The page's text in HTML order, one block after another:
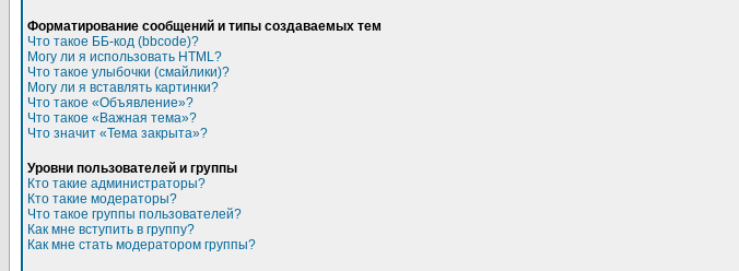
Форматирование сообщений и типы создаваемых тем
Что такое ББ-код (bbcode)?
Могу ли я использовать HTML?
Что такое улыбочки (смайлики)?
Могу ли я вставлять картинки?
Что такое «Объявление»?
Что такое «Важная тема»?
Что значит «Тема закрыта»?
Уровни пользователей и группы
Кто такие администраторы?
Кто такие модераторы?
Что такое группы пользователей?
Как мне вступить в группу?
Как мне стать модератором группы?